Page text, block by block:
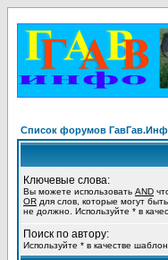
Список форумов
Ключевые слова:
Вы можете использовать AND
OR для слов, которые могут
не должно. Используйте * в
Поиск по автору:
Используйте * в качестве